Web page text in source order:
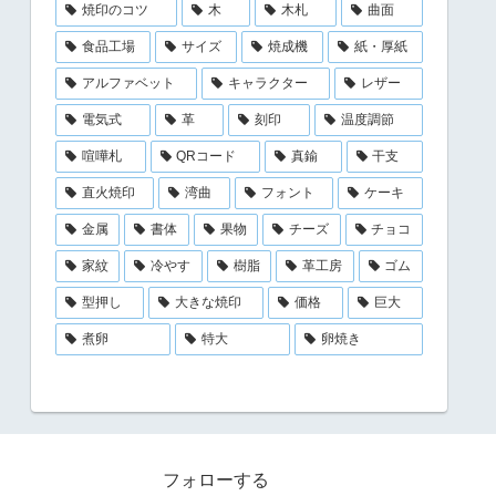
焼印のコツ 木 木札 曲面
食品工場 サイズ 焼成機 紙・厚紙
アルファベット キャラクター レザー
電気式 革 刻印 温度調節
喧嘩札 QRコード 真鍮 干支
直火焼印 湾曲 フォント ケーキ
金属 書体 果物 チーズ チョコ
家紋 冷やす 樹脂 革工房 ゴム
型押し 大きな焼印 価格 巨大
煮卵 特大 卵焼き
フォローする